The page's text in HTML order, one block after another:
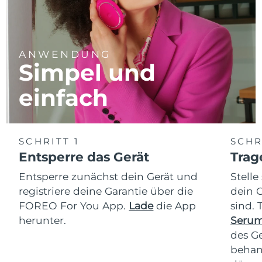
ANWENDUNG
Simpel und
einfach
SCHRITT 1
Entsperre das Gerät
Entsperre zunächst dein Gerät und
registriere deine Garantie über die
FOREO For You App. Ladedie App
herunter.
Stelle
dein
sind.
des